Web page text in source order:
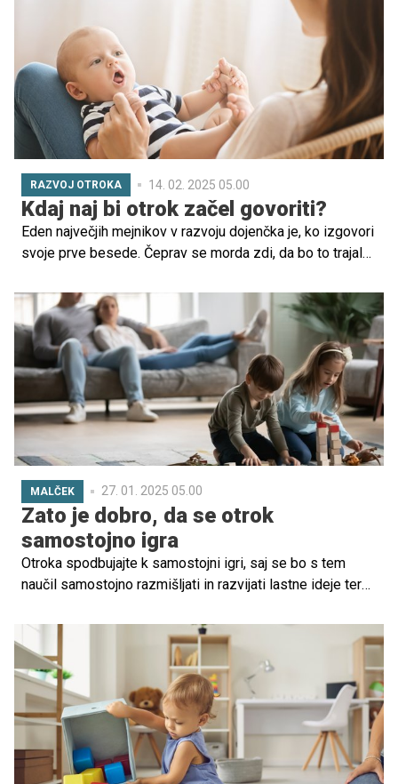
cenjenih spominih –, hkrati pa ustvarite poseben odnos s
svojimi nečaki in nečakinjami.
RAZVOJ OTROKA 14. 02. 2025 05.00
Kdaj naj bi otrok začel govoriti?
Eden največjih mejnikov v razvoju dojenčka je, ko izgovori
svoje prve besede. Čeprav se morda zdi, da bo to trajalo
rojstvom. Preberite, kdaj lahko pričakujete prve besede in
kako lahko spodbudite svojega malčka, da se začne
izražati.
MALČEK 27. 01. 2025 05.00
Zato je dobro, da se otrok
samostojno igra
Otroka spodbujajte k samostojni igri, saj se bo s tem
naučil samostojno razmišljati in razvijati lastne ideje ter
domišljijo.